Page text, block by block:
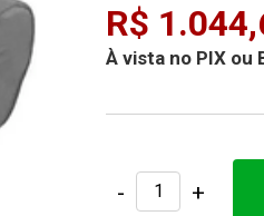
R$
À vista no PIX ou
- +